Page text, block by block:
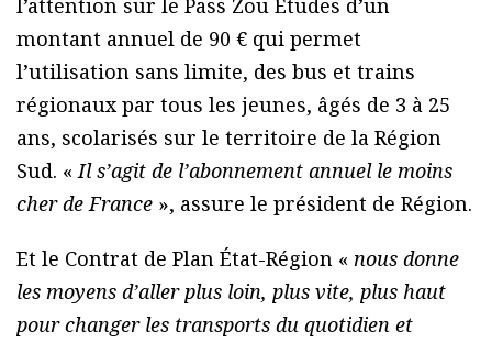
l’attention sur le Pass Zou Études d’un
montant annuel de 90 € qui permet
l’utilisation sans limite, des bus et trains
régionaux par tous les jeunes, âgés de 3 à 25
ans, scolarisés sur le territoire de la Région
Sud. «Il s’agit de l’abonnement annuel le moins
cher de France », assure le président de Région.
Et le Contrat de Plan État-Région « nous donne
les moyens d’aller plus loin, plus vite, plus haut
pour changer les transports du quotidien et